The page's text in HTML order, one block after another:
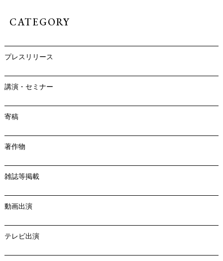
CATEGORY
プレスリリース
講演・セミナー
寄稿
著作物
雑誌等掲載
動画出演
テレビ出演